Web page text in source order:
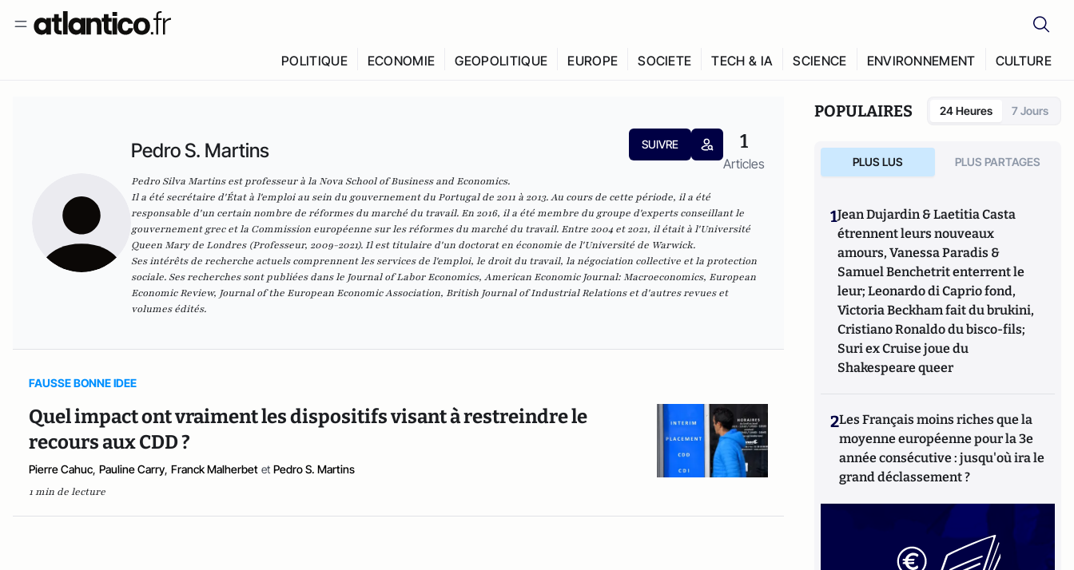
POLITIQUE ECONOMIE GEOPOLITIQUE EUROPE SOCIETE TECH & IA SCIENCE ENVIRONNEMENT CULTURE
Pedro S. Martins SUIVRE 1
Articles
Pedro Silva Martins est professeur à la Nova School of Business and Economics.
Il a été secrétaire d'État à l'emploi au sein du gouvernement du Portugal de 2011 à 2013. Au cours de cette période, il a été
responsable d'un certain nombre de réformes du marché du travail. En 2016, il a été membre du groupe d'experts conseillant le
gouvernement grec et la Commission européenne sur les réformes du marché du travail. Entre 2004 et 2021, il était à l'Université
Queen Mary de Londres (Professeur, 2009-2021). Il est titulaire d'un doctorat en économie de l'Université de Warwick.
Ses intérêts de recherche actuels comprennent les services de l'emploi, le droit du travail, la négociation collective et la protection
sociale. Ses recherches sont publiées dans le Journal ofLabor Economics, American Economic Journal: Macroeconomics, European
Economic Review, Journal of the European Economic Association, British Journal of Industrial Relationset d'autres revues et
volumes édités.
FAUSSE BONNE IDEE
Quel impact ont vraiment les dispositifs visant à restreindre le
recours aux CDD ?
Pierre Cahuc, Pauline Carry, Franck Malherbet et Pedro S. Martins
1 min de lecture
POPULAIRES 24 Heures 7 Jours
PLUS LUS PLUS PARTAGES
1Jean Dujardin & Laetitia Casta
étrennent leurs nouveaux
amours, Vanessa Paradis &
Samuel Benchetrit enterrent le
leur; Leonardo di Caprio fond,
Victoria Beckham fait du brukini,
Cristiano Ronaldo du bisco-fils;
Suri ex Cruise joue du
Shakespeare queer
2Les Français moins riches que la
moyenne européenne pour la 3e
année consécutive : jusqu'où ira le
grand déclassement ?